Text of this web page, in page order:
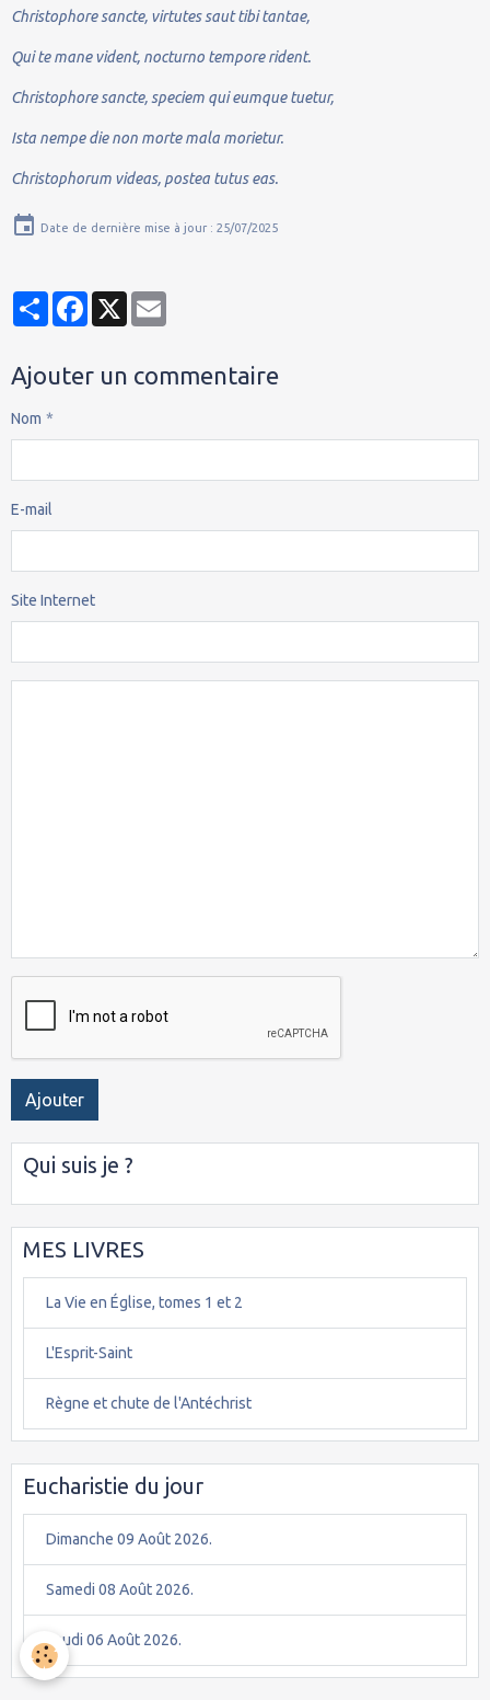
Christophore sancte, virtutes saut tibi tantae,
Qui te mane vident, nocturno tempore rident.
Christophore sancte, speciem qui eumque tuetur,
Ista nempe die non morte mala morietur.
Christophorum videas, postea tutus eas.
Date de dernière mise à jour : 25/07/2025
PartagerFacebook
X
Ajouter un commentaire
Nom
E-mail
Site Internet
Ajouter
Qui suis je ?
MES LIVRES
La Vie en Église, tomes 1 et 2
L'Esprit-Saint
Règne et chute de l'Antéchrist
Eucharistie du jour
Dimanche 09 Août 2026.
Samedi 08 Août 2026.
Jeudi 06 Août 2026.